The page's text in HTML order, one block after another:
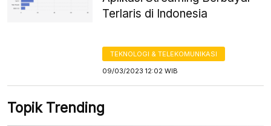
Terlaris di Indonesia
TEKNOLOGI & TELEKOMUNIKASI
09/03/2023 12:02 WIB
Topik Trending